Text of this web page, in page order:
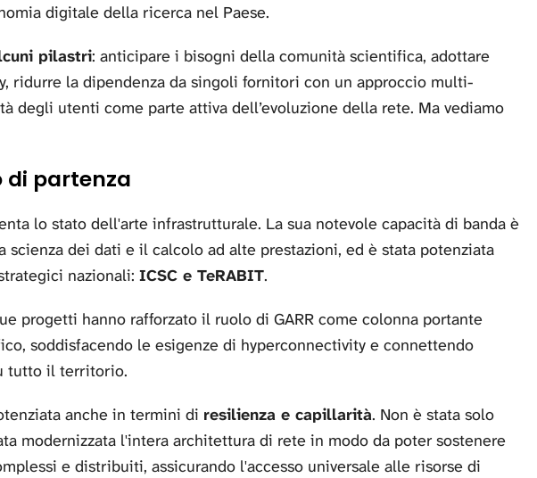
digitale della ricerca nel Paese.
pilastri: anticipare i bisogni della comunità scientifica, adottare
ridurre la dipendenza da singoli fornitori con un approccio multi-
degli utenti come parte attiva dell’evoluzione della rete. Ma vediamo
di partenza
lo stato dell'arte infrastrutturale. La sua notevole capacità di banda è
scienza dei dati e il calcolo ad alte prestazioni, ed è stata potenziata
nazionali: ICSC e TeRABIT.
progetti hanno rafforzato il ruolo di GARR come colonna portante
soddisfacendo le esigenze di hyperconnectivity e connettendo
tutto il territorio.
anche in termini di resilienza e capillarità. Non è stata solo
modernizzata l'intera architettura di rete in modo da poter sostenere
e distribuiti, assicurando l'accesso universale alle risorse di